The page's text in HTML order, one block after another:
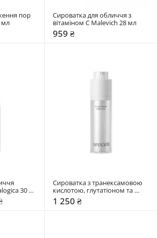
пор
мл
Сироватка для обличчя з
вітаміном C Malevich 28 мл
959 ₴
30
Сироватка з транексамовою
кислотою, глутатіоном та
мелатоніном Arocell 30 мл
1 250 ₴